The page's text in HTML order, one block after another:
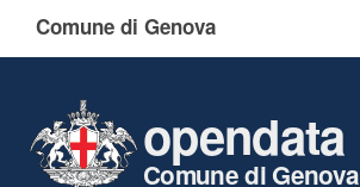
Comune di Genova
opendata
Comune di Genova